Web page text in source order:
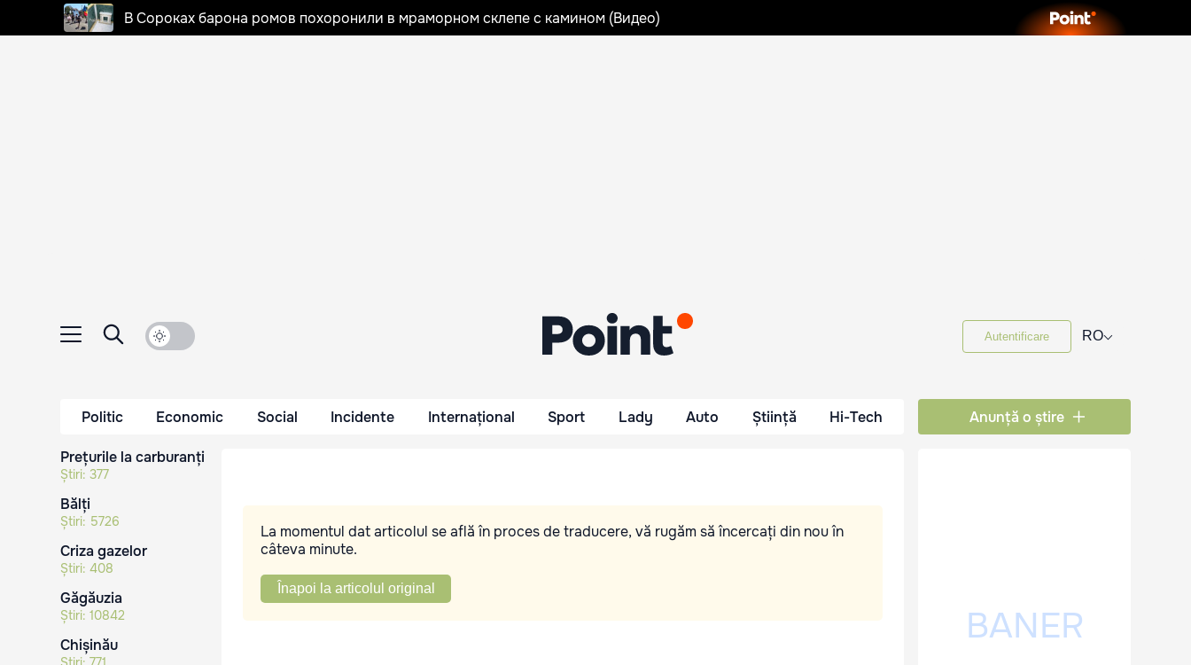
В Сороках барона ромов похоронили в мраморном склепе с камином (Видео)
Autentificare RO⌵
Politic Economic Social Incidente Internațional Sport Lady Auto Știință Hi-Tech Anunță o știre
Prețurile la carburanți
Știri: 377
Bălți
Știri: 5726
Criza gazelor
Știri: 408
Găgăuzia
Știri: 10842
Chișinău
La momentul dat articolul se află în proces de traducere, vă rugăm să încercați din nou în
câteva minute.
Înapoi la articolul original